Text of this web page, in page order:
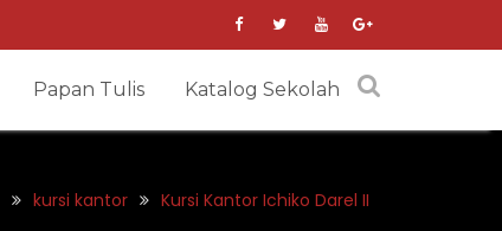
Papan Tulis Katalog Sekolah
kursi kantor Kursi Kantor Ichiko Darel II